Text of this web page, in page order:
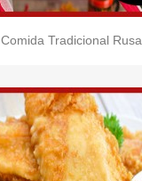
Comida Tradicional Rusa